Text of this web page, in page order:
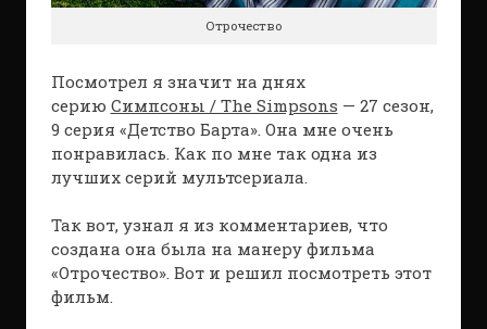
Отрочество
Посмотрел я значит на днях
серию Симпсоны / The Simpsons — 27 сезон,
9 серия «Детство Барта». Она мне очень
понравилась. Как по мне так одна из
лучших серий мультсериала.
Так вот, узнал я из комментариев, что
создана она была на манеру фильма
«Отрочество». Вот и решил посмотреть этот
фильм.